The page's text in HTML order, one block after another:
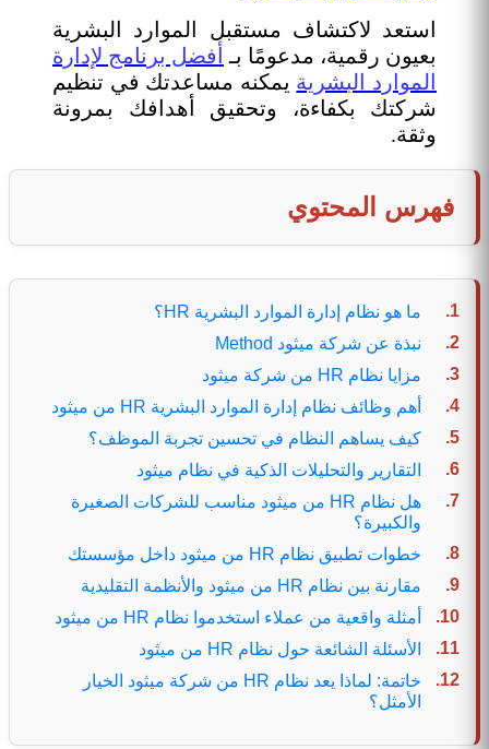
استعد لاكتشاف مستقبل الموارد البشرية
بعيون رقمية، مدعومًا بـ أفضل برنامج لإدارة
الموارد البشرية يمكنه مساعدتك في تنظيم
شركتك بكفاءة، وتحقيق أهدافك بمرونة
وثقة.
فهرس المحتوي
ما هو نظام إدارة الموارد البشرية HR؟
نبذة عن شركة ميثود Method
مزايا نظام HR من شركة ميثود
أهم وظائف نظام إدارة الموارد البشرية HR من ميثود
كيف يساهم النظام في تحسين تجربة الموظف؟
التقارير والتحليلات الذكية في نظام ميثود
هل نظام HR من ميثود مناسب للشركات الصغيرة
والكبيرة؟
خطوات تطبيق نظام HR من ميثود داخل مؤسستك
مقارنة بين نظام HR من ميثود والأنظمة التقليدية
أمثلة واقعية من عملاء استخدموا نظام HR من ميثود
الأسئلة الشائعة حول نظام HR من ميثود
خاتمة: لماذا يعد نظام HR من شركة ميثود الخيار
الأمثل؟